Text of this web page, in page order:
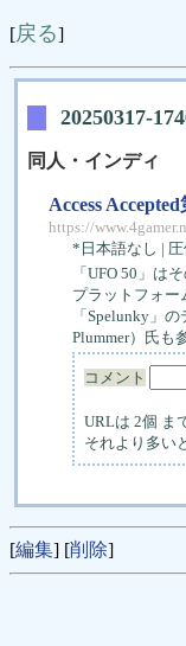
[戻る]
20250317-
同人・インディ
Access
https://
*日本語なし | 圧
「UFO 50」は
プラットフォー
「Spelunky」
Plummer）氏も
コメント
URLは 2個 ま
それより多い
[編集] [削除]